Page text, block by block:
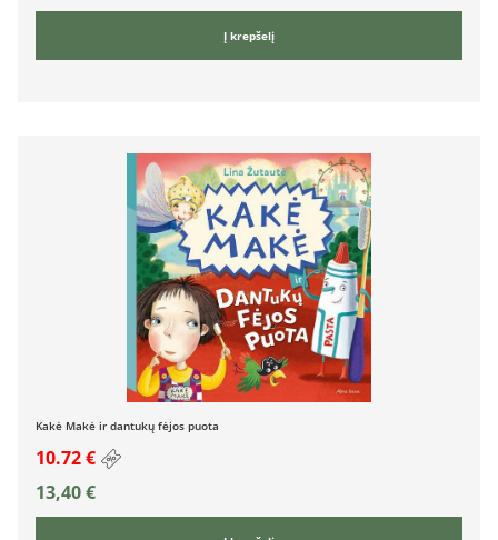
Į krepšelį
Kakė Makė ir dantukų fėjos puota
10.72 €
13,40€